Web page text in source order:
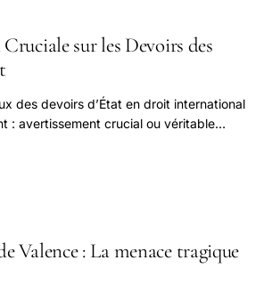
sur les Devoirs des
des devoirs d’État en droit international
: avertissement crucial ou véritable
Valence : La menace tragique